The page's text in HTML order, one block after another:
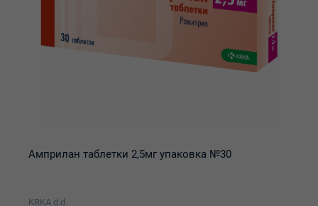
Амприлан таблетки 2,5мг упаковка №30
KRKA d.d.